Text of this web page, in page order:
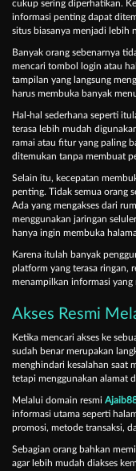
cukup sering diperhatikan.
informasi penting dapat
situs biasanya menjadi lebih
Banyak orang sebenarnya
mencari tombol login atau
tampilan yang langsung
harus membuka banyak
Hal-hal sederhana seperti
terasa lebih mudah
ramai atau fitur yang paling
ditemukan tanpa membuat
Selain itu, kecepatan
penting. Tidak semua orang
Ada yang mengakses dari
menggunakan jaringan
hanya ingin membuka
Karena itulah banyak
platform yang terasa ringan,
menampilkan informasi yang
Akses Resmi
Ketika mencari akses ke
sudah benar merupakan
menghindari kesalahan saat
tetapi menggunakan alamat
Melalui domain resmi
informasi utama seperti
promosi, metode transaksi,
Sebagian orang bahkan
agar lebih mudah diakses